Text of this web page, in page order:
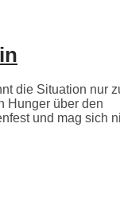
die Situation nur
Hunger über den
und mag sich